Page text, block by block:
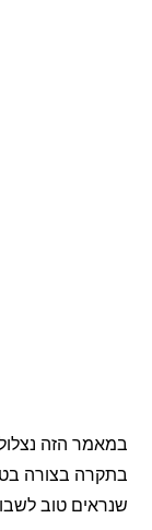
במאמר הזה
בתקרה בצורה
שנראים טוב